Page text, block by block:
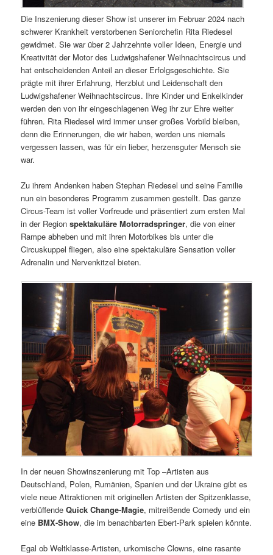
Die Inszenierung dieser Show ist unserer im Februar 2024 nach
schwerer Krankheit verstorbenen Seniorchefin Rita Riedesel
gewidmet. Sie war über 2 Jahrzehnte voller Ideen, Energie und
Kreativität der Motor des Ludwigshafener Weihnachtscircus und
hat entscheidenden Anteil an dieser Erfolgsgeschichte. Sie
prägte mit ihrer Erfahrung, Herzblut und Leidenschaft den
Ludwigshafener Weihnachtscircus. Ihre Kinder und Enkelkinder
werden den von ihr eingeschlagenen Weg ihr zur Ehre weiter
führen. Rita Riedesel wird immer unser großes Vorbild bleiben,
denn die Erinnerungen, die wir haben, werden uns niemals
vergessen lassen, was für ein lieber, herzensguter Mensch sie
war.
Zu ihrem Andenken haben Stephan Riedesel und seine Familie
nun ein besonderes Programm zusammen gestellt. Das ganze
Circus-Team ist voller Vorfreude und präsentiert zum ersten Mal
in der Regionspektakuläre Motorradspringer, die von einer
Rampe abheben und mit ihren Motorbikes bis unter die
Circuskuppel fliegen, also eine spektakuläre Sensation voller
Adrenalin und Nervenkitzel bieten.
In der neuen Showinszenierung mit Top –Artisten aus
Deutschland, Polen, Rumänien, Spanien und der Ukraine gibt es
viele neue Attraktionen mit originellen Artisten der Spitzenklasse,
verblüffendeQuick Change-Magie, mitreißende Comedy und ein
eine BMX-Show, die im benachbarten Ebert-Park spielen könnte.
Egal ob Weltklasse-Artisten, urkomische Clowns, eine rasante